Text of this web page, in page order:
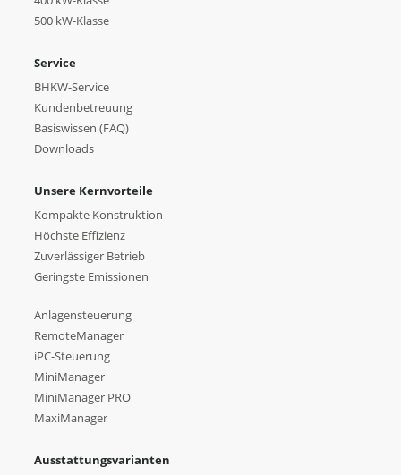
500 kW-Klasse
Service
BHKW-Service
Kundenbetreuung
Basiswissen (FAQ)
Downloads
Unsere Kernvorteile
Kompakte Konstruktion
Höchste Effizienz
Zuverlässiger Betrieb
Geringste Emissionen
Anlagensteuerung
RemoteManager
iPC-Steuerung
MiniManager
MiniManager PRO
MaxiManager
Ausstattungsvarianten